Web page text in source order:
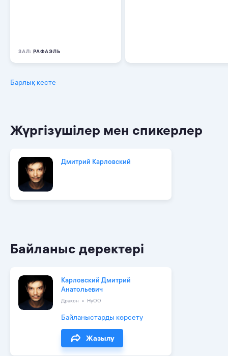
ЗАЛ: РАФАЭЛЬ
Барлық кесте
Жүргізушілер мен спикерлер
Дмитрий Карловский
Байланыс деректері
Карловский Дмитрий
Анатольевич
Дракон HyOO
Байланыстарды көрсету
Жазылу